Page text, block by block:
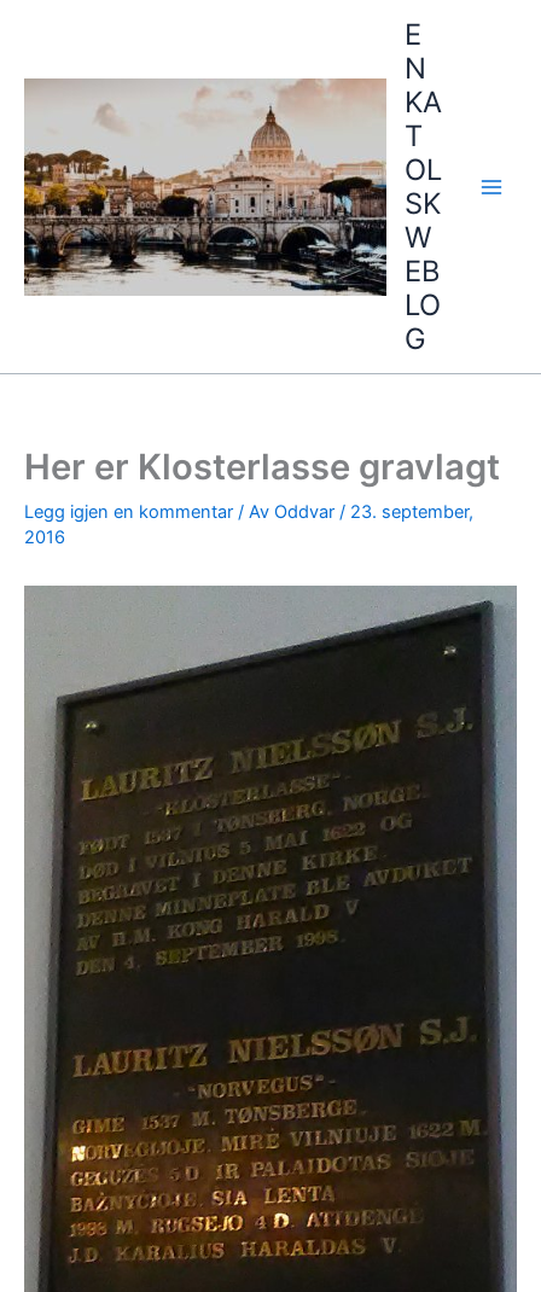
E
N
KA
T
OL
SK
W
EB
LO
G
Her er Klosterlasse gravlagt
Legg igjen en kommentar / Av Oddvar / 23. september,
2016